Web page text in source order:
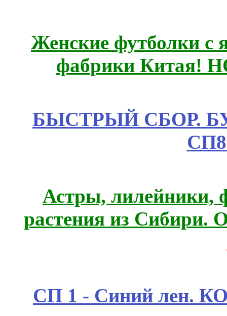
Женские футболки с
фабрики Китая!
БЫСТРЫЙ СБОР.
Астры, лилейники,
растения из Сибири.
СП 1 - Синий лен.